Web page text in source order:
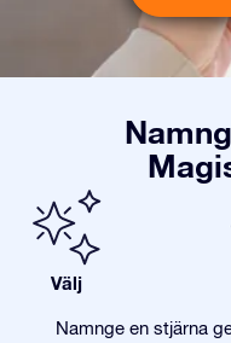
Välj
Namnge en stjärna